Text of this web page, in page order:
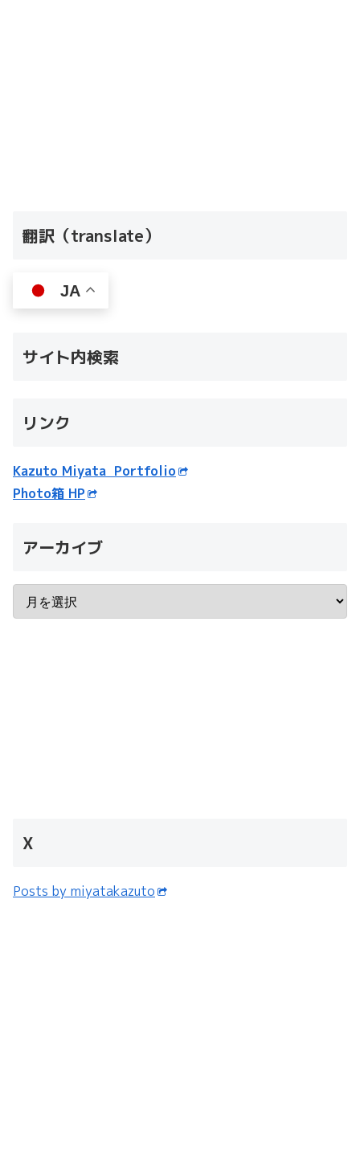
翻訳（translate）
JA
サイト内検索
リンク
Kazuto Miyata Portfolio
Photo箱 HP
アーカイブ
X
Posts by miyatakazuto